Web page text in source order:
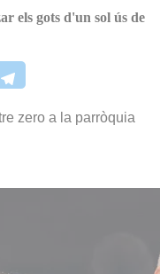
els gots d'un sol ús de
zero a la parròquia